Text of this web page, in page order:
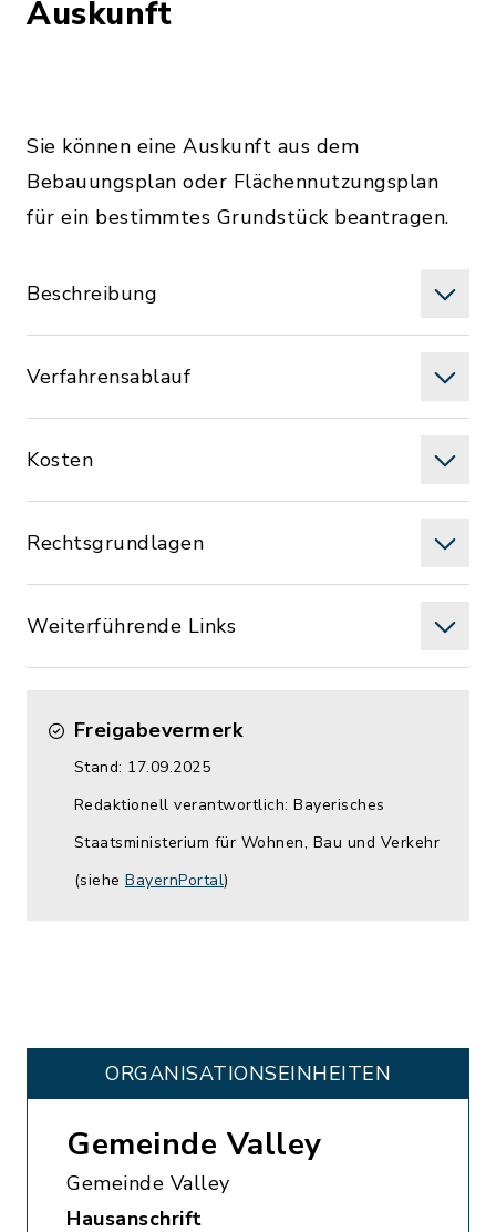
Auskunft
Sie können eine Auskunft aus dem
Bebauungsplan oder Flächennutzungsplan
für ein bestimmtes Grundstück beantragen.
Beschreibung
Verfahrensablauf
Kosten
Rechtsgrundlagen
Weiterführende Links
Freigabevermerk
Stand: 17.09.2025
Redaktionell verantwortlich: Bayerisches
Staatsministerium für Wohnen, Bau und Verkehr
(siehe BayernPortal)
ORGANISATIONS­EINHEITEN
Gemeinde Valley
Gemeinde Valley
Hausanschrift